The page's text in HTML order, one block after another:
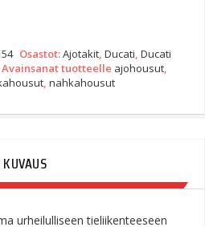
Osastot:Ajotakit, Ducati, Ducati
Avainsanat tuotteelle ajohousut,
, nahkahousut
KUVAUS
urheilulliseen tieliikenteeseen